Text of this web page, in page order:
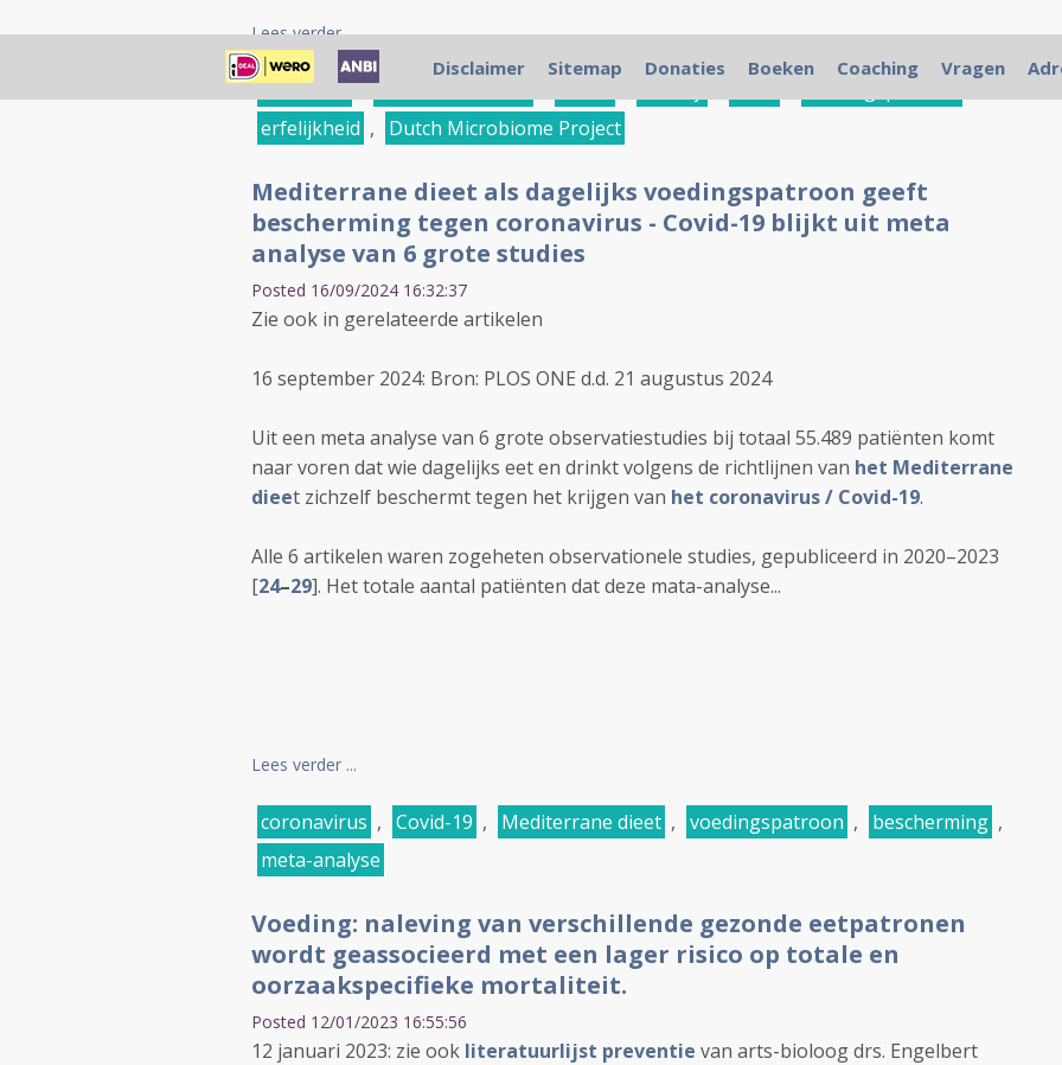
Lees verder ...
darmflora , darmmicrobioom
erfelijkheid , Dutch Microbiome Project
Mediterrane dieet als dagelijks voedingspatroon geeft
bescherming tegen coronavirus - Covid-19 blijkt uit meta
analyse van 6 grote studies
Posted 16/09/2024 16:32:37
Zie ook in gerelateerde artikelen
16 september 2024: Bron: PLOS ONE d.d. 21 augustus 2024
Uit een meta analyse van 6 grote observatiestudies bij totaal 55.489 patiënten komt
naar voren dat wie dagelijks eet en drinkt volgens de richtlijnen van het Mediterrane
dieet zichzelf beschermt tegen het krijgen van het coronavirus / Covid-19.
Alle 6 artikelen waren zogeheten observationele studies, gepubliceerd in 2020–2023
[24–29]. Het totale aantal patiënten dat deze mata-analyse...
Lees verder ...
coronavirus , Covid-19 , Mediterrane dieet , voedingspatroon , bescherming ,
meta-analyse
Voeding: naleving van verschillende gezonde eetpatronen
wordt geassocieerd met een lager risico op totale en
oorzaakspecifieke mortaliteit.
Posted 12/01/2023 16:55:56
12 januari 2023: zie ook literatuurlijst preventie van arts-bioloog drs. Engelbert
Disclaimer Sitemap Donaties Boeken Coaching Vragen